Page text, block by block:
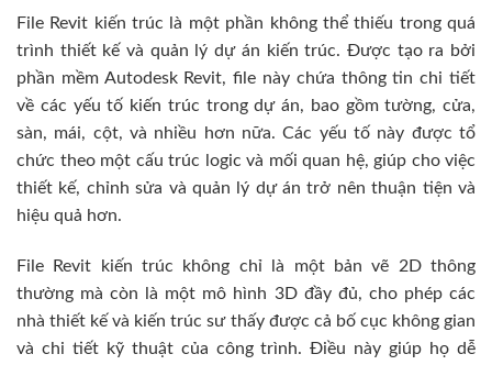
File Revit kiến trúc là một phần không thể thiếu trong quá
trình thiết kế và quản lý dự án kiến trúc. Được tạo ra bởi
phần mềm Autodesk Revit, file này chứa thông tin chi tiết
về các yếu tố kiến trúc trong dự án, bao gồm tường, cửa,
sàn, mái, cột, và nhiều hơn nữa. Các yếu tố này được tổ
chức theo một cấu trúc logic và mối quan hệ, giúp cho việc
thiết kế, chỉnh sửa và quản lý dự án trở nên thuận tiện và
hiệu quả hơn.
File Revit kiến trúc không chỉ là một bản vẽ 2D thông
thường mà còn là một mô hình 3D đầy đủ, cho phép các
nhà thiết kế và kiến trúc sư thấy được cả bố cục không gian
và chi tiết kỹ thuật của công trình. Điều này giúp họ dễ